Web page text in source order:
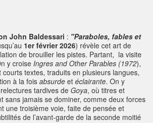
John Baldessari : "Paraboles, fables et
1er février 2026) révèle cet art de
de brouiller les pistes. Partant, la visite
y croise Ingres and Other Parables (1972),
textes, traduits en plusieurs langues,
à la fois absurde et éclairante. On y
tardives de Goya, où titres et
sans jamais se dominer, comme deux forces
une troisième voie, faite de pensée et
de l’avant-garde de la seconde moitié